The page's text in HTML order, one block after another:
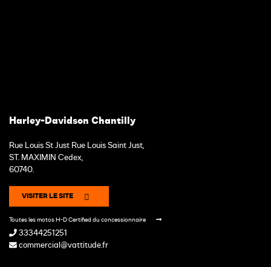
Harley-Davidson Chantilly
Rue Louis St Just Rue Louis Saint Just,
ST. MAXIMIN Cedex,
60740.
VISITER LE SITE
Toutes les motos H-D Certified du concessionnaire
33344251251
commercial@vattitude.fr